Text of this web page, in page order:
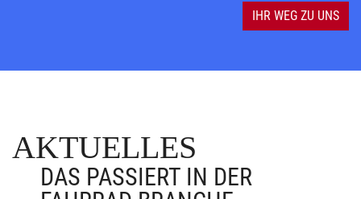
IHR WEG ZU UNS
AKTUELLES
DAS PASSIERT IN DER